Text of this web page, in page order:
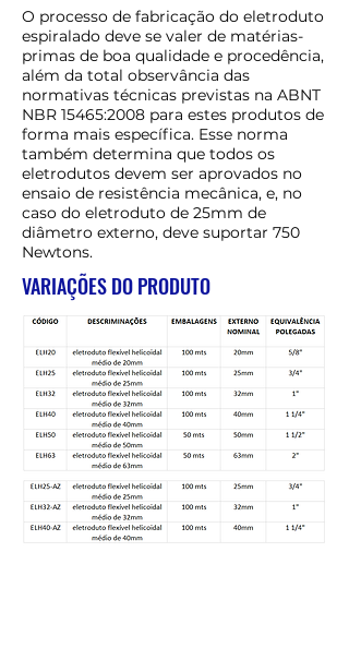
O processo de fabricação do eletroduto
espiralado deve se valer de matérias-
primas de boa qualidade e procedência,
além da total observância das
normativas técnicas previstas na ABNT
NBR 15465:2008 para estes produtos de
forma mais específica. Esse norma
também determina que todos os
eletrodutos devem ser aprovados no
ensaio de resistência mecânica, e, no
caso do eletroduto de 25mm de
diâmetro externo, deve suportar 750
Newtons.
VARIAÇÕES DO PRODUTO